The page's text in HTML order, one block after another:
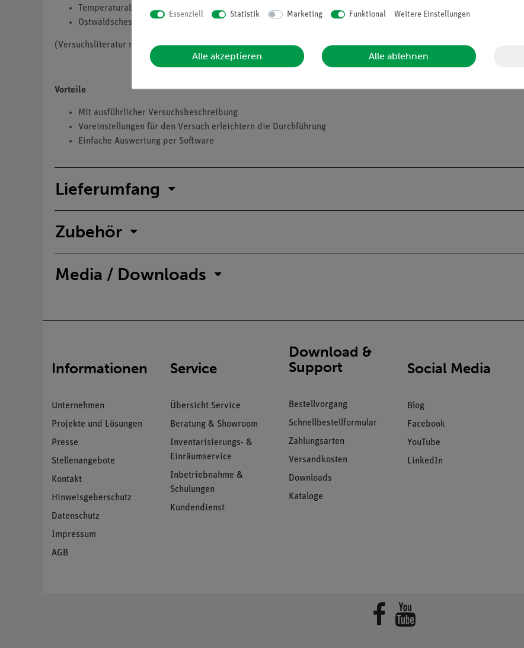
Temperaturabhängigkeit von Leitfähigkeit
Ostwaldsches Verdünnungsgesetz
(Versuchsliteratur nur in Englisch)
Vorteile
Mit ausführlicher Versuchsbeschreibung
Voreinstellungen für den Versuch erleichtern die Durchführung
Einfache Auswertung per Software
Lieferumfang
Zubehör
Media / Downloads
Informationen
Unternehmen
Projekte und Lösungen
Presse
Stellenangebote
Kontakt
Hinweisgeberschutz
Datenschutz
Impressum
AGB
Service
Übersicht Service
Beratung & Showroom
Inventarisierungs- &
Einräumservice
Inbetriebnahme &
Schulungen
Kundendienst
Download &
Support
Bestellvorgang
Schnellbestellformular
Zahlungsarten
Versandkosten
Downloads
Kataloge
Social Media
Blog
Facebook
YouTube
LinkedIn
Essenziell Statistik Marketing Funktional Weitere Einstellungen
Alle akzeptieren Alle ablehnen